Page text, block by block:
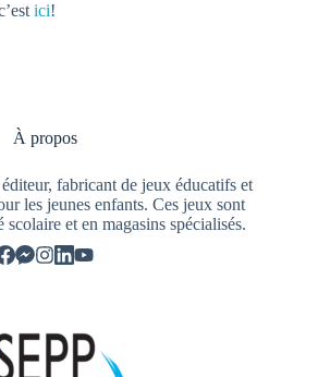
ici!
À propos
fabricant de jeux éducatifs et
les jeunes enfants. Ces jeux sont
et en magasins spécialisés.